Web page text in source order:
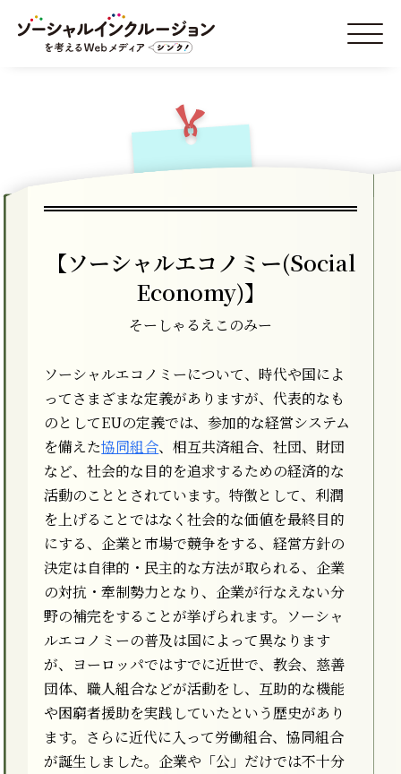
【ソーシャルエコノミー(Social
Economy)】
そーしゃるえこのみー
ソーシャルエコノミーについて、時代や国によ
ってさまざまな定義がありますが、代表的なも
のとしてEUの定義では、参加的な経営システム
を備えた協同組合、相互共済組合、社団、財団
など、社会的な目的を追求するための経済的な
活動のこととされています。特徴として、利潤
を上げることではなく社会的な価値を最終目的
にする、企業と市場で競争をする、経営方針の
決定は自律的・民主的な方法が取られる、企業
の対抗・牽制勢力となり、企業が行なえない分
野の補完をすることが挙げられます。ソーシャ
ルエコノミーの普及は国によって異なります
が、ヨーロッパではすでに近世で、教会、慈善
団体、職人組合などが活動をし、互助的な機能
や困窮者援助を実践していたという歴史があり
ます。さらに近代に入って労働組合、協同組合
が誕生しました。企業や「公」だけでは不十分